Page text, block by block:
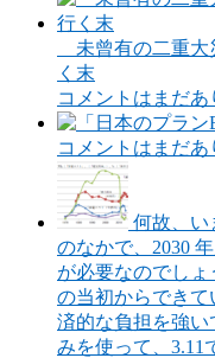
未曾有の二重大
く末
コメントはまだあ
コメントはまだあ
何故、い
のなかで、2030
が必要なのでし
の当初からでき
済的な負担を強い
みを使って、3.11